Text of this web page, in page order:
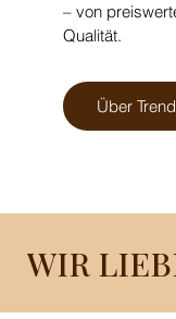
– von
Qualität.
Über
WIR